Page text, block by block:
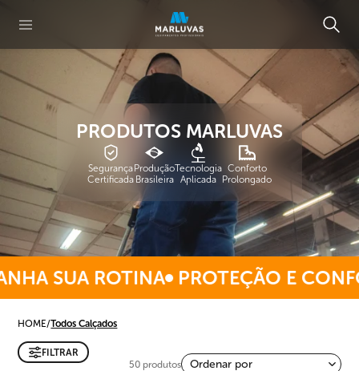
PRODUTOS MARLUVAS
Segurança
Certificada
Produção
Brasileira
Tecnologia
Aplicada
Conforto
Prolongado
SUA ROTINA PROTEÇÃO E
HOME/Todos Calçados
FILTRAR
50 produtos